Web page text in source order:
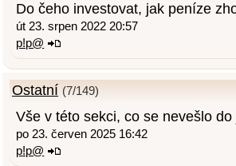
Do čeho investovat, jak peníze
út 23. srpen 2022 20:57
p!p@
Ostatní (7/149)
Vše v této sekci, co se nevešlo
po 23. červen 2025 16:42
p!p@